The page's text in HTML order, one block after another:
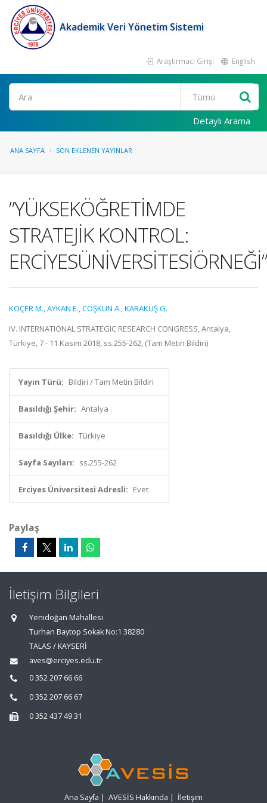
Akademik Veri Yönetim Sistemi
Araştırmacı Girişi English
Ara
Detaylı Arama
ANA SAYFA SON EKLENEN YAYINLAR
”YÜKSEKÖĞRETİMDE
STRATEJİK KONTROL:
ERCİYESÜNİVERSİTESİÖRNEĞİ”
KOÇER M.,AYKAN E.,COŞKUN A.,KARAKUŞ G.
IV. INTERNATIONAL STRATEGIC RESEARCH CONGRESS, Antalya,
Türkiye, 7 - 11 Kasım 2018, ss.255-262, (Tam Metin Bildiri)
Yayın Türü: Bildiri / Tam Metin Bildiri
Basıldığı Şehir: Antalya
Basıldığı Ülke: Türkiye
Sayfa Sayıları: ss.255-262
Erciyes Üniversitesi Adresli: Evet
Paylaş
İletişim Bilgileri
Yenidoğan Mahallesi
Turhan Baytop Sokak No:1 38280
TALAS / KAYSERİ
aves@erciyes.edu.tr
0 352 207 66 66
0 352 207 66 67
0 352 437 49 31
Ana Sayfa | AVESİS Hakkında | İletişim